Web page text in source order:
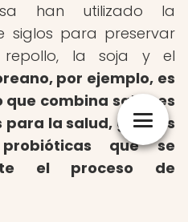
han utilizado la
siglos para preservar
repollo, la soja y el
por ejemplo, es
combina sabores
para la salud, gracias
que se
el proceso de